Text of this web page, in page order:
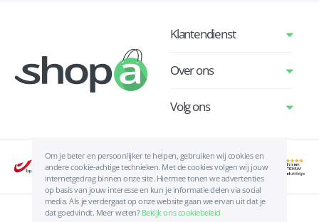
Om je beter en persoonlijker te helpen, gebruiken wij cookies en
andere cookie-achtige technieken. Met de cookies volgen wij jouw
internetgedrag binnen onze site. Hiermee tonen we advertenties
op basis van jouw interesse en kun je informatie delen via social
media. Als je verdergaat op onze website gaan we ervan uit dat je
dat goedvindt. Meer weten? Bekijk ons cookiebeleid
Klantendienst
Over ons
Volg ons
Algemene voorwaarden | Privacyverklaring